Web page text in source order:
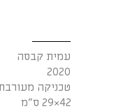
עמית קבסה
2020
טכניקה
42×29 ס"מ